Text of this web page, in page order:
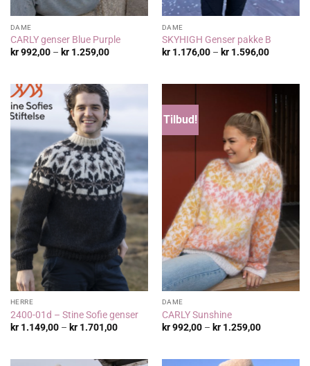
DAME
CARLY genser Blue Purple
kr992,00 – kr1.259,00Prisområde:
DAME
SKYHIGH Genser pakke B
kr1.176,00 – kr1.596,00
HERRE
2400-01d – Stine Sofie genser
kr1.149,00 – kr1.701,00Prisområde:
Tilbud!
DAME
CARLY Sunshine
kr992,00 – kr1.259,00